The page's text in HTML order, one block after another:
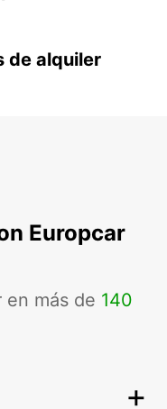
de alquiler
Europcar
en más de 140